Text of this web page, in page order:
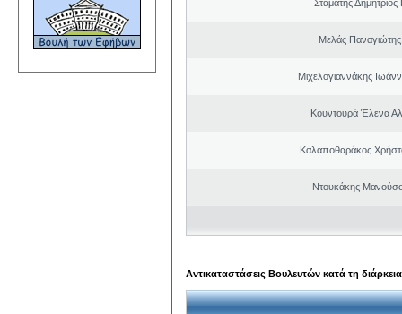
Σταμάτης Δημήτριος
Μελάς
Μιχελογιαννάκης
Κουντουρά Έλενα
Καλαποθαράκος
Ντουκάκης
Αντικαταστάσεις Βουλευτών κατά τη